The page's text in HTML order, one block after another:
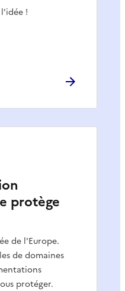
!
protège
de l'Europe.
de domaines
protéger.